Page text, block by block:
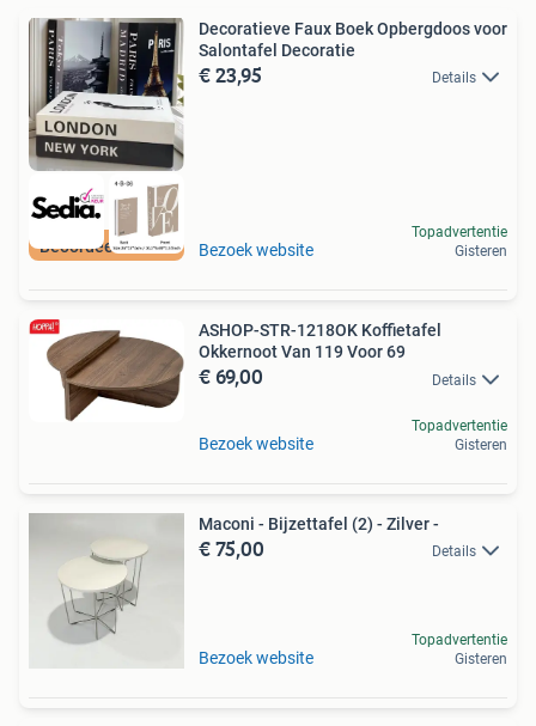
Beoordeeld met 9+
Decoratieve Faux Boek Opbergdoos voor
Salontafel Decoratie
€ 23,95 Details
Bezoek website
Topadvertentie
Gisteren
ASHOP-STR-1218OK Koffietafel
Okkernoot Van 119 Voor 69
€ 69,00 Details
Bezoek website
Topadvertentie
Gisteren
Maconi - Bijzettafel (2) - Zilver -
€ 75,00 Details
Bezoek website
Topadvertentie
Gisteren